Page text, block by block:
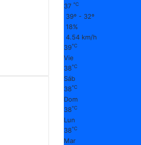
37℃
39º - 32º
18%
4.54 km/h
39℃
Vie
38℃
Sáb
38℃
Dom
38℃
Lun
38℃
Mar